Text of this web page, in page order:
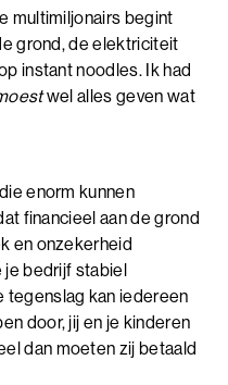
multimiljonairs begint
grond, de elektriciteit
instant noodles. Ik had
wel alles geven wat
enorm kunnen
financieel aan de grond
en onzekerheid
bedrijf stabiel
tegenslag kan iedereen
door, jij en je kinderen
dan moeten zij betaald